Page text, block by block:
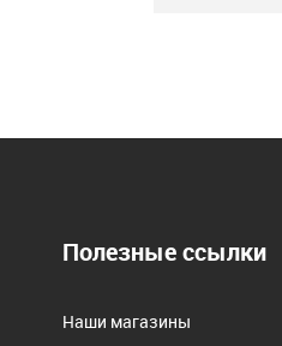
Полезные ссылки
Наши магазины